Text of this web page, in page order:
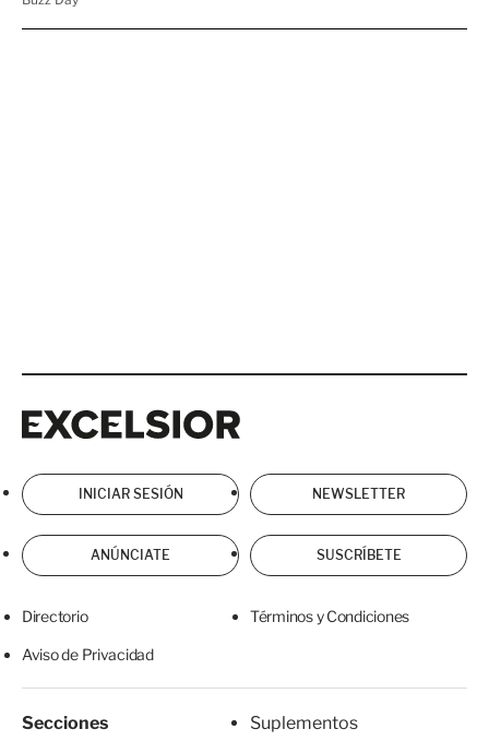
INICIAR SESIÓN NEWSLETTER
ANÚNCIATE SUSCRÍBETE
Directorio Términos y Condiciones
Aviso de Privacidad
Secciones
Suplementos